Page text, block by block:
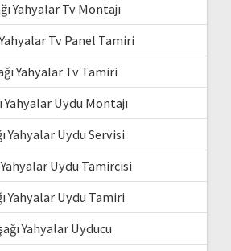
Yahyalar Tv Montajı
Yahyalar Tv Panel Tamiri
Yahyalar Tv Tamiri
Yahyalar Uydu Montajı
Yahyalar Uydu Servisi
Yahyalar Uydu Tamircisi
Yahyalar Uydu Tamiri
Yahyalar Uyducu